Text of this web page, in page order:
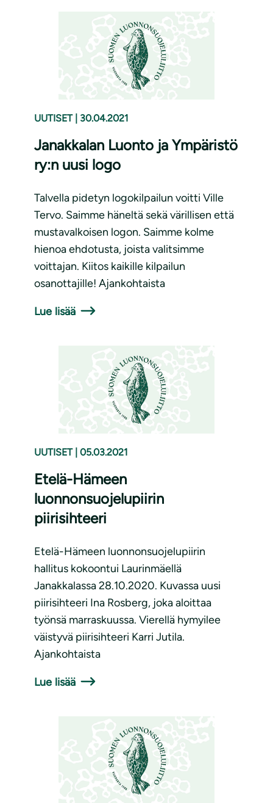
UUTISET 30.04.2021
Janakkalan Luonto ja Ympäristö
ry:n uusi logo
Talvella pidetyn logokilpailun voitti Ville
Tervo. Saimme häneltä sekä värillisen että
mustavalkoisen logon. Saimme kolme
hienoa ehdotusta, joista valitsimme
voittajan. Kiitos kaikille kilpailun
osanottajille! Ajankohtaista
Lue lisää
UUTISET 05.03.2021
Etelä-Hämeen
luonnonsuojelupiirin
piirisihteeri
Etelä-Hämeen luonnonsuojelupiirin
hallitus kokoontui Laurinmäellä
Janakkalassa 28.10.2020. Kuvassa uusi
piirisihteeri Ina Rosberg, joka aloittaa
työnsä marraskuussa. Vierellä hymyilee
väistyvä piirisihteeri Karri Jutila.
Ajankohtaista
Lue lisää